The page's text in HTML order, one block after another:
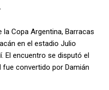
Copa Argentina, Barracas
en el estadio Julio
El encuentro se disputó el
convertido por Damián